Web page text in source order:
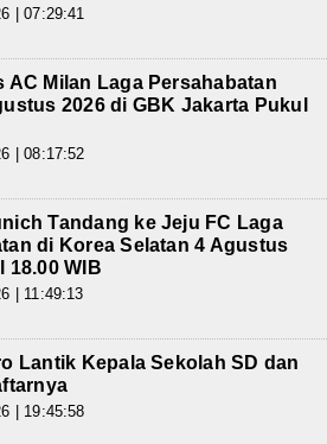
| 07:29:41
AC Milan Laga Persahabatan
2026 di GBK Jakarta Pukul
| 08:17:52
Tandang ke Jeju FC Laga
di Korea Selatan 4 Agustus
18.00 WIB
| 11:49:13
Lantik Kepala Sekolah SD dan
| 19:45:58